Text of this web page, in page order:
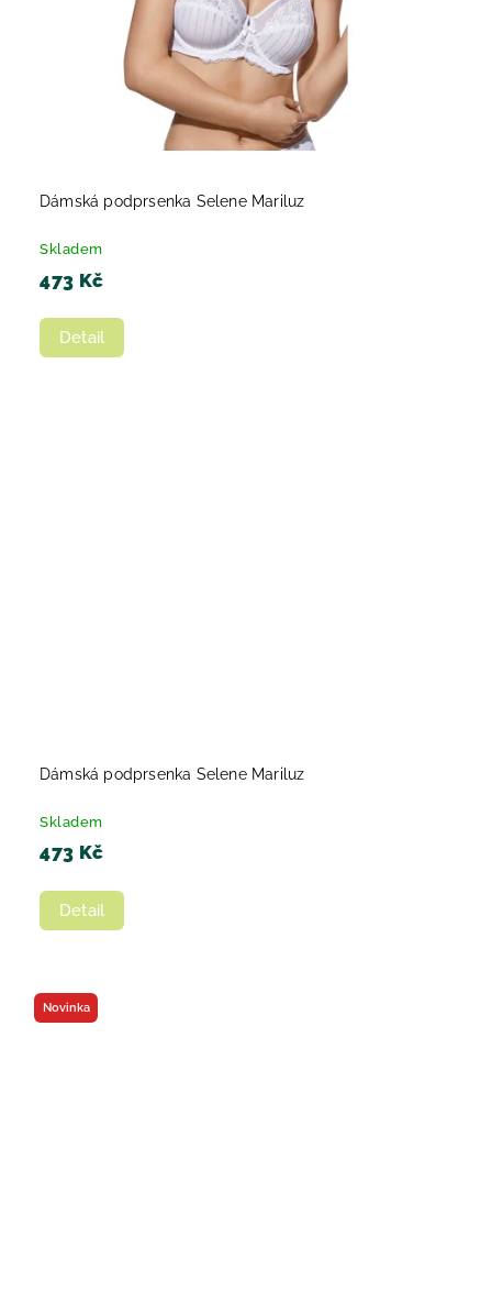
Dámská podprsenka Selene Mariluz
Skladem
473 Kč
Detail
Dámská podprsenka Selene Mariluz
Skladem
473 Kč
Detail
Novinka